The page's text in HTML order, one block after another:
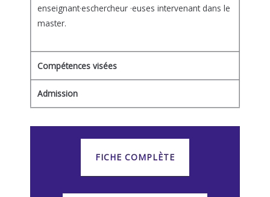
enseignant·eschercheur ·euses intervenant dans le
master.
Compétences visées
Admission
FICHE COMPLÈTE